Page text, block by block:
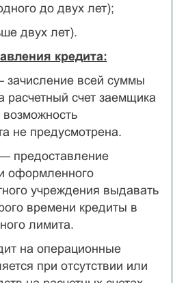
до двух лет);
двух лет).
кредита:
всей суммы
расчетный счет заемщика
не предусмотрена.
предоставление
оформленного
учреждения выдавать
времени кредиты в
лимита.
на операционные
при отсутствии или